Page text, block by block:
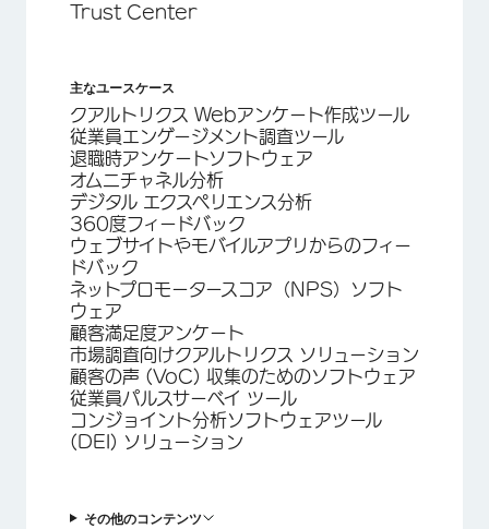
Trust Center
主なユースケース
クアルトリクス Webアンケート作成ツール
従業員エンゲージメント調査ツール
退職時アンケートソフトウェア
オムニチャネル分析
デジタル エクスペリエンス分析
360度フィードバック
ウェブサイトやモバイルアプリからのフィー
ドバック
ネットプロモータースコア（NPS）ソフト
ウェア
顧客満足度アンケート
市場調査向けクアルトリクス ソリューション
顧客の声 (VoC) 収集のためのソフトウェア
従業員パルスサーベイ ツール
コンジョイント分析ソフトウェアツール
(DEI) ソリューション
その他のコンテンツ